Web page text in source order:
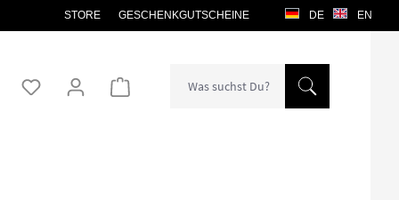
DE EN
STORE GESCHENKGUTSCHEINE
Warenkorb enthält 0 Positionen. Der